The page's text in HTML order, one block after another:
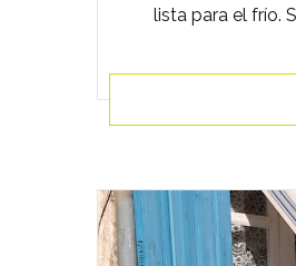
lista para el frío.